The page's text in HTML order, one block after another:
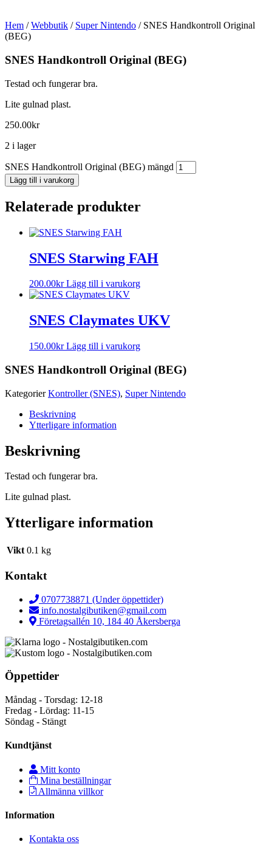
Hem /Webbutik / Super Nintendo / SNES Handkontroll Original
(BEG)
SNES Handkontroll Original (BEG)
Testad och fungerar bra.
Lite gulnad plast.
250.00kr
2 i lager
SNES Handkontroll Original (BEG) mängd
Lägg till i varukorg
Relaterade produkter
SNES Starwing FAH
200.00kr Lägg till i varukorg
SNES Claymates UKV
150.00kr Lägg till i varukorg
SNES Handkontroll Original (BEG)
Kategorier Kontroller (SNES), Super Nintendo
Beskrivning
Ytterligare information
Beskrivning
Testad och fungerar bra.
Lite gulnad plast.
Ytterligare information
Vikt 0.1 kg
Kontakt
0707738871 (Under öppettider)
info.nostalgibutiken@gmail.com
Företagsallén 10, 184 40 Åkersberga
Öppettider
Måndag - Torsdag: 12-18
Fredag - Lördag: 11-15
Söndag - Stängt
Kundtjänst
Mitt konto
Mina beställningar
Allmänna villkor
Information
Kontakta oss